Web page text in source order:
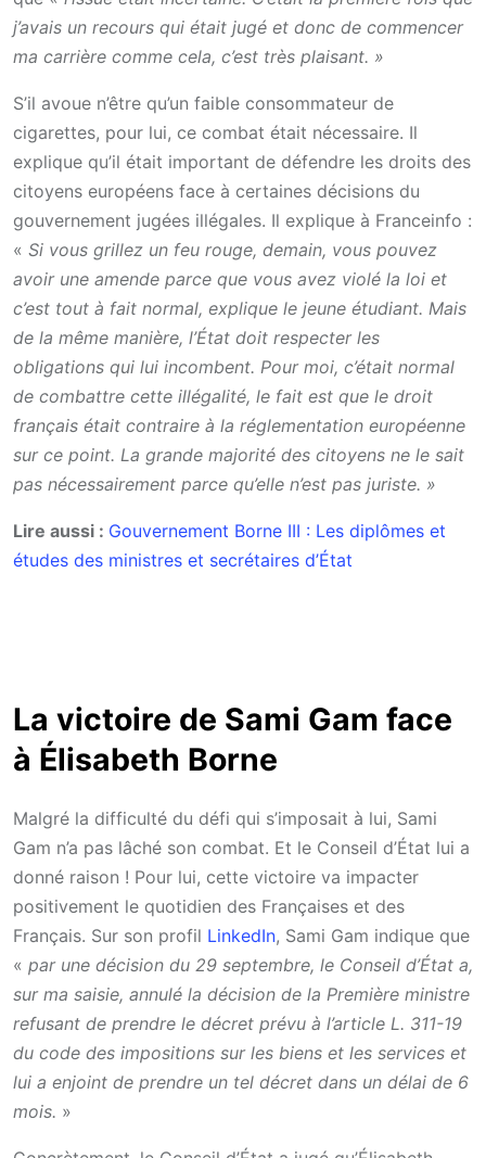
j’avais un recours qui était jugé et donc de commencer
ma carrière comme cela, c’est très plaisant. »
S’il avoue n’être qu’un faible consommateur de
cigarettes, pour lui, ce combat était nécessaire. Il
explique qu’il était important de défendre les droits des
citoyens européens face à certaines décisions du
gouvernement jugées illégales. Il explique à Franceinfo :
« Si vous grillez un feu rouge, demain, vous pouvez
avoir une amende parce que vous avez violé la loi et
c’est tout à fait normal, explique le jeune étudiant. Mais
de la même manière, l’État doit respecter les
obligations qui lui incombent. Pour moi, c’était normal
de combattre cette illégalité, le fait est que le droit
français était contraire à la réglementation européenne
sur ce point. La grande majorité des citoyens ne le sait
pas nécessairement parce qu’elle n’est pas juriste. »
Lire aussi : Gouvernement Borne III : Les diplômes et
études des ministres et secrétaires d’État
La victoire de Sami Gam face
à Élisabeth Borne
Malgré la difficulté du défi qui s’imposait à lui, Sami
Gam n’a pas lâché son combat. Et le Conseil d’État lui a
donné raison ! Pour lui, cette victoire va impacter
positivement le quotidien des Françaises et des
Français. Sur son profil LinkedIn, Sami Gam indique que
« par une décision du 29 septembre, le Conseil d’État a,
sur ma saisie, annulé la décision de la Première ministre
refusant de prendre le décret prévu à l’article L. 311-19
du code des impositions sur les biens et les services et
lui a enjoint de prendre un tel décret dans un délai de 6
mois. »